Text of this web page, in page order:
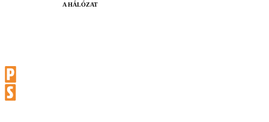
A HÁLÓZAT